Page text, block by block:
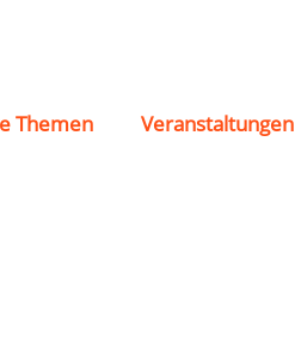
Themen Veranstaltungen